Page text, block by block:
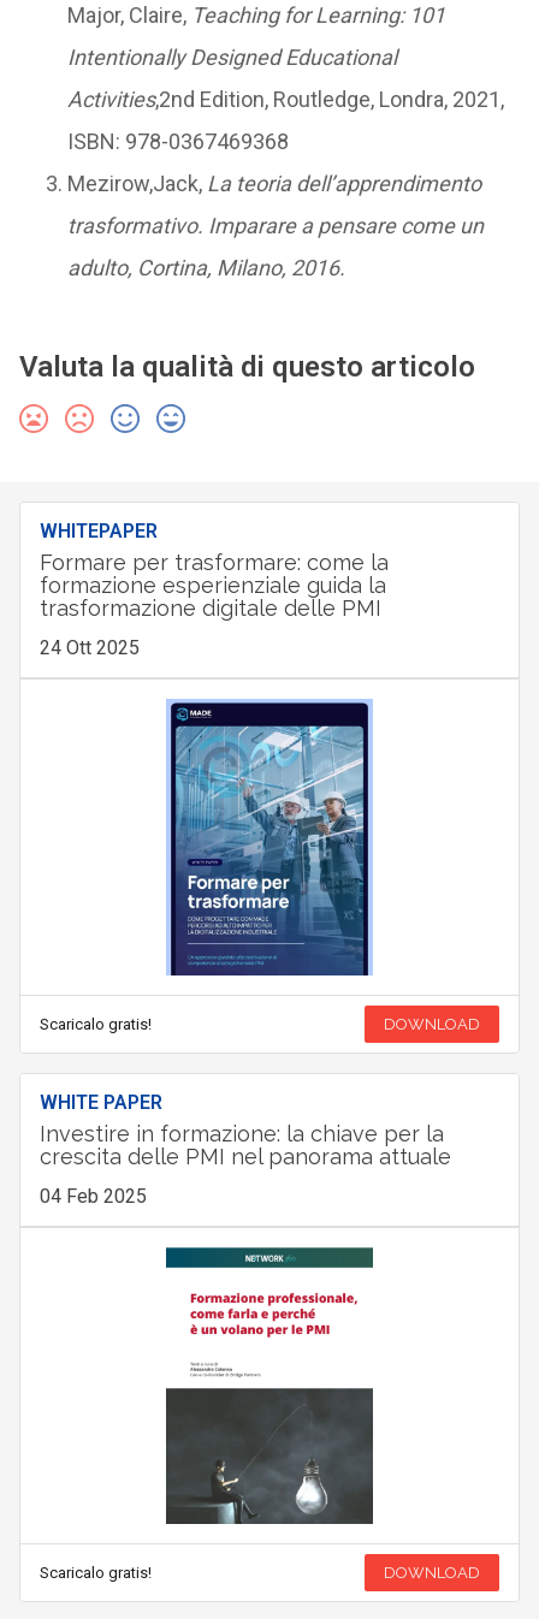
Major, Claire, Teaching for Learning: 101
Intentionally Designed Educational
Activities,2nd Edition, Routledge, Londra, 2021,
ISBN: 978-0367469368
Mezirow,Jack,La teoria dell’apprendimento
trasformativo. Imparare a pensare come un
adulto, Cortina, Milano, 2016.
Valuta la qualità di questo articolo
WHITEPAPER
Formare per trasformare: come la
formazione esperienziale guida la
trasformazione digitale delle PMI
24 Ott 2025
Scaricalo gratis! DOWNLOAD
WHITE PAPER
Investire in formazione: la chiave per la
crescita delle PMI nel panorama attuale
04 Feb 2025
Scaricalo gratis! DOWNLOAD